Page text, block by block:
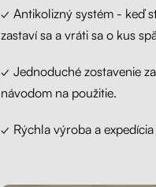
✓ Antikolizný systém - keď
zastaví sa a vráti sa o kus
✓ Jednoduché zostavenie
návodom na použitie.
✓ Rýchla výroba a